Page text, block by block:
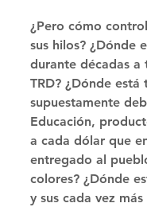
¿Pero cómo
sus hilos? ¿Dónde
durante décadas a
TRD? ¿Dónde
supuestamente
Educación,
a cada dólar que
entregado al
colores? ¿Dónde
y sus cada vez